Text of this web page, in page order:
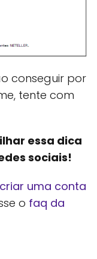
conseguir por
tente com
essa dica
sociais!
criar uma conta
o faq da